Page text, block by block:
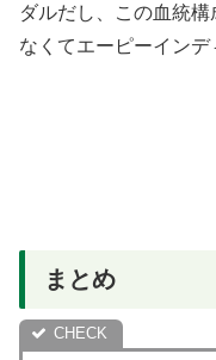
ダルだし、この血統
なくてエーピーインデ
まとめ